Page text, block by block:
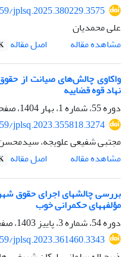
jplsq.2025.380229.3575
علی محمدیان
مشاهده مقاله
اصل مقاله
واکاوی چالش‌های صیانت از
نهاد قوه قضاییه
دوره 55، شماره 1، بهار 1404، صفحه
jplsq.2023.355818.3274
مجتبی شفیعی علویجه،
مشاهده مقاله
اصل مقاله
بررسی چالش‏های اجرای حقوق
مؤلفه‏های حکمرانی خوب
دوره 54، شماره 3، پاییز 1403، صفحه
jplsq.2023.361460.3343